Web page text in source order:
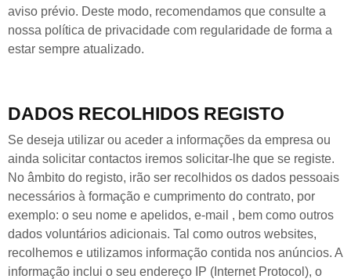
aviso prévio. Deste modo, recomendamos que consulte a
nossa política de privacidade com regularidade de forma a
estar sempre atualizado.
DADOS RECOLHIDOS REGISTO
Se deseja utilizar ou aceder a informações da empresa ou
ainda solicitar contactos iremos solicitar-lhe que se registe.
No âmbito do registo, irão ser recolhidos os dados pessoais
necessários à formação e cumprimento do contrato, por
exemplo: o seu nome e apelidos, e-mail , bem como outros
dados voluntários adicionais. Tal como outros websites,
recolhemos e utilizamos informação contida nos anúncios. A
informação inclui o seu endereço IP (Internet Protocol), o